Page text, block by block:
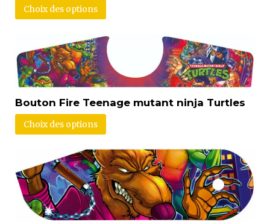
Choix des options
Bouton Fire Teenage mutant ninja Turtles
Choix des options